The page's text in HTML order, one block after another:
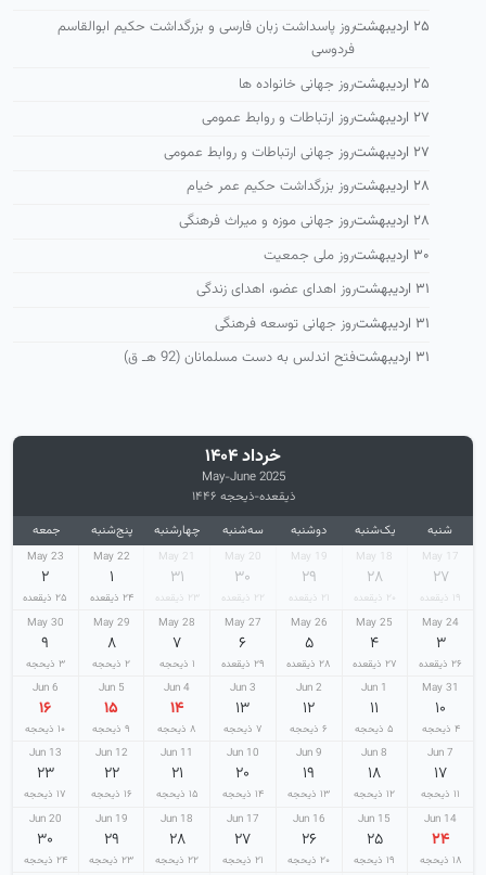
۲۵ اردیبهشت
روز پاسداشت زبان فارسی و بزرگداشت حكیم ابوالقاسم
فردوسی
۲۵ اردیبهشت
روز جهانی خانواده ها
۲۷ اردیبهشت
روز ارتباطات و روابط عمومی
۲۷ اردیبهشت
روز جهانی ارتباطات و روابط عمومی
۲۸ اردیبهشت
روز بزرگداشت حکیم عمر خیام
۲۸ اردیبهشت
روز جهانی موزه و میراث فرهنگی
۳۰ اردیبهشت
روز ملی جمعیت
۳۱ اردیبهشت
روز اهدای عضو، اهدای زندگی
۳۱ اردیبهشت
روز جهانی توسعه فرهنگی
۳۱ اردیبهشت
فتح اندلس به دست مسلمانان (92 هـ ق)
خرداد ۱۴۰۴
May-June 2025
ذیقعده-ذیحجه ۱۴۴۶
شنبه یک‌شنبه دوشنبه سه‌شنبه چهارشنبه پنج‌شنبه جمعه
17 May
۲۷
۱۹ ذیقعده
18 May
۲۸
۲۰ ذیقعده
19 May
۲۹
۲۱ ذیقعده
20 May
۳۰
۲۲ ذیقعده
21 May
۳۱
۲۳ ذیقعده
22 May
۱
۲۴ ذیقعده
23 May
۲
۲۵ ذیقعده
24 May
۳
۲۶ ذیقعده
25 May
۴
۲۷ ذیقعده
26 May
۵
۲۸ ذیقعده
27 May
۶
۲۹ ذیقعده
28 May
۷
۱ ذیحجه
29 May
۸
۲ ذیحجه
30 May
۹
۳ ذیحجه
31 May
۱۰
۴ ذیحجه
1 Jun
۱۱
۵ ذیحجه
2 Jun
۱۲
۶ ذیحجه
3 Jun
۱۳
۷ ذیحجه
4 Jun
۱۴
۸ ذیحجه
5 Jun
۱۵
۹ ذیحجه
6 Jun
۱۶
۱۰ ذیحجه
7 Jun
۱۷
۱۱ ذیحجه
8 Jun
۱۸
۱۲ ذیحجه
9 Jun
۱۹
۱۳ ذیحجه
10 Jun
۲۰
۱۴ ذیحجه
11 Jun
۲۱
۱۵ ذیحجه
12 Jun
۲۲
۱۶ ذیحجه
13 Jun
۲۳
۱۷ ذیحجه
14 Jun
۲۴
۱۸ ذیحجه
15 Jun
۲۵
۱۹ ذیحجه
16 Jun
۲۶
۲۰ ذیحجه
17 Jun
۲۷
۲۱ ذیحجه
18 Jun
۲۸
۲۲ ذیحجه
19 Jun
۲۹
۲۳ ذیحجه
20 Jun
۳۰
۲۴ ذیحجه